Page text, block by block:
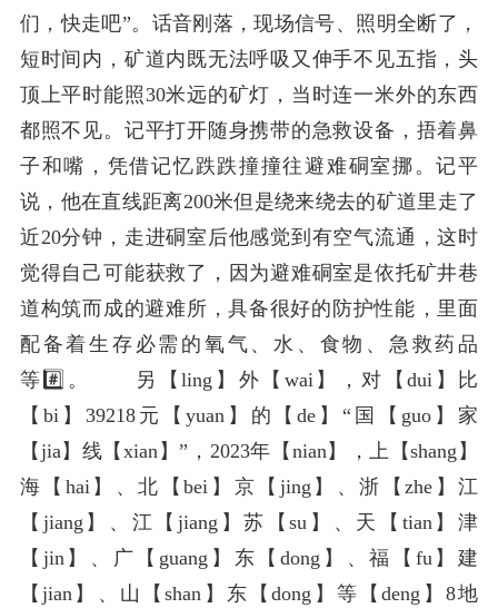
们，快走吧”。话音刚落，现场信号、照明全断了，
短时间内，矿道内既无法呼吸又伸手不见五指，头
顶上平时能照30米远的矿灯，当时连一米外的东西
都照不见。记平打开随身携带的急救设备，捂着鼻
子和嘴，凭借记忆跌跌撞撞往避难硐室挪。记平
说，他在直线距离200米但是绕来绕去的矿道里走了
近20分钟，走进硐室后他感觉到有空气流通，这时
觉得自己可能获救了，因为避难硐室是依托矿井巷
道构筑而成的避难所，具备很好的防护性能，里面
配备着生存必需的氧气、水、食物、急救药品
等#️⃣。 另【ling】外【wai】，对【dui】比
【bi】39218元【yuan】的【de】“国【guo】家
【jia】线【xian】”，2023年【nian】，上【shang】
海【hai】、北【bei】京【jing】、浙【zhe】江
【jiang】、江【jiang】苏【su】、天【tian】津
【jin】、广【guang】东【dong】、福【fu】建
【jian】、山【shan】东【dong】等【deng】8地